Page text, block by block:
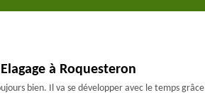
à Roquesteron
bien. Il va se développer avec le temps grâce